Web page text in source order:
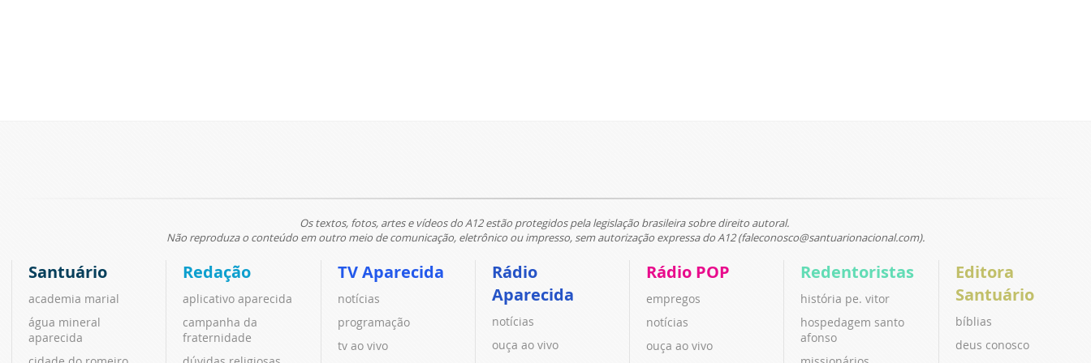
Os textos, fotos, artes e vídeos do A12 estão protegidos pela legislação brasileira sobre direito autoral.
Não reproduza o conteúdo em outro meio de comunicação, eletrônico ou impresso, sem autorização expressa do A12 (faleconosco@santuarionacional.com).
Santuário
academia marial
água mineral
aparecida
Redação
aplicativo aparecida
campanha da
fraternidade
TV Aparecida
notícias
programação
tv ao vivo
Rádio
Aparecida
notícias
ouça ao vivo
Rádio POP
empregos
notícias
ouça ao vivo
Redentoristas
história pe. vitor
hospedagem santo
afonso
Editora
Santuário
bíblias
deus conosco